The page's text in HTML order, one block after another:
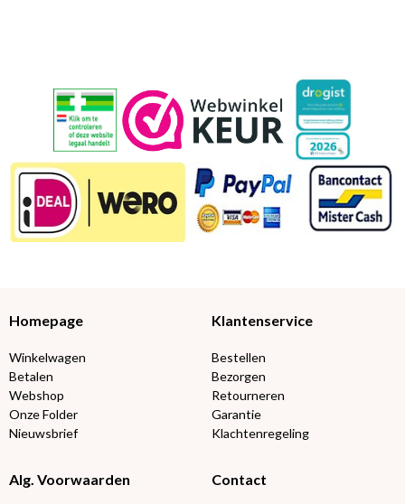
Homepage
Winkelwagen
Betalen
Webshop
Onze Folder
Nieuwsbrief
Klantenservice
Bestellen
Bezorgen
Retourneren
Garantie
Klachtenregeling
Alg. Voorwaarden Contact